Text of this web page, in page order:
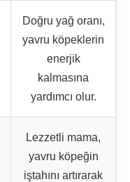
Doğru yağ oranı,
yavru köpeklerin
enerjik
kalmasına
yardımcı olur.
Lezzetli mama,
yavru köpeğin
iştahını artırarak